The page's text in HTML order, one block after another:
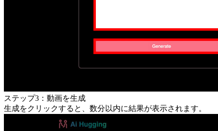
ステップ3：動画を生成
生成をクリックすると、数分以内に結果が表示されます。